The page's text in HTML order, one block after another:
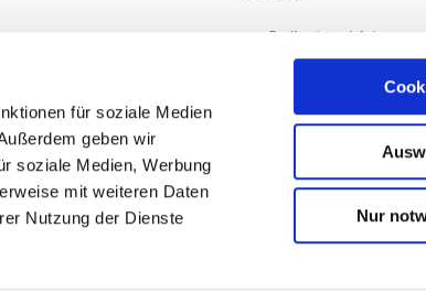
für soziale Medien
geben wir
soziale Medien, Werbung
mit weiteren Daten
Nutzung der Dienste
Nur
Der Kurs ist noch frei
71638 Ludwigsburg